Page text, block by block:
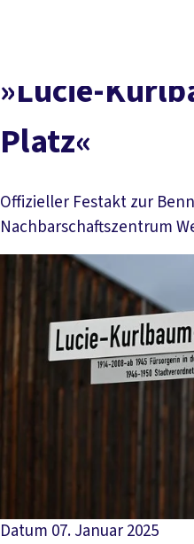
»Lucie-
Platz«
Offizieller Festakt zur
Nachbarschaftszentrum
Datum 07. Januar 2025